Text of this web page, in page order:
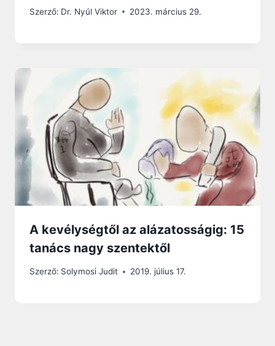
Szerző: Dr. Nyúl Viktor 2023. március 29.
A kevélységtől az alázatosságig: 15
tanács nagy szentektől
Szerző: Solymosi Judit 2019. július 17.